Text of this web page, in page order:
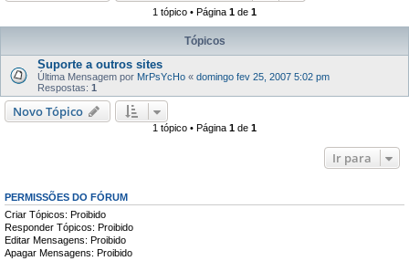
i
1 tópico • Página 1 de 1
Tópicos
Suporte a outros sites
Última Mensagem por MrPsYcHo « domingo fev 25, 2007 5:02 pm
Respostas: 1
Novo Tópico
1 tópico • Página 1 de 1
Ir para
PERMISSÕES DO FÓRUM
Criar Tópicos: Proibido
Responder Tópicos: Proibido
Editar Mensagens: Proibido
Apagar Mensagens: Proibido